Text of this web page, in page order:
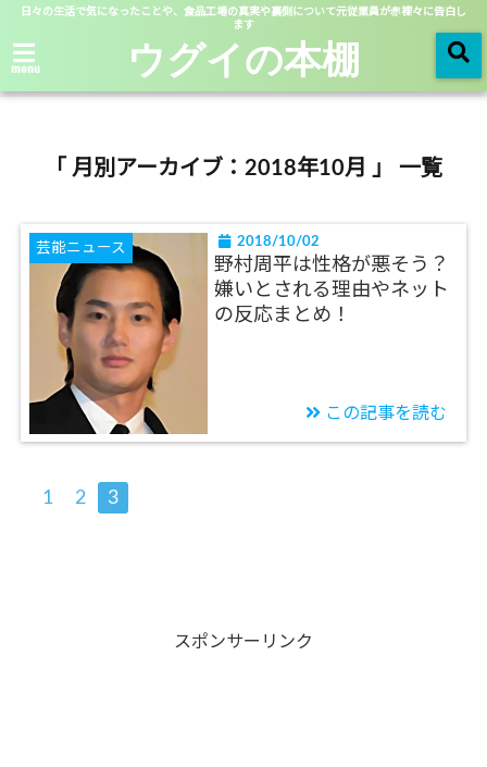
日々の生活で気になったことや、食品工場の真実や裏側について元従業員が赤裸々に告白し
ます
menu ウグイの本棚
「 月別アーカイブ：2018年10月 」 一覧
芸能ニュース 2018/10/02
野村周平は性格が悪そう？
嫌いとされる理由やネット
の反応まとめ！
この記事を読む
1 2 3
スポンサーリンク